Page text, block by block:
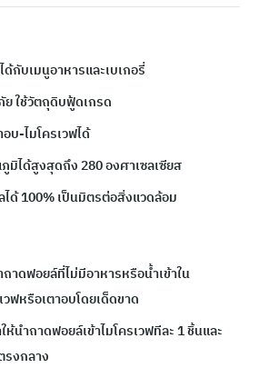
ด้กับเมนูอาหารและเบเกอรี่
ใช้วัตถุดิบฟู้ดเกรด
อบ-ไมโครเวฟได้
มิได้สูงสุดถึง 280 องศาเซลเซียส
ได้ 100% เป็นมิตรต่อสิ่งแวดล้อม
าดฟอยล์ที่ไม่มีอาหารหรือน้ำเข้าใน
วฟหรือเตาอบโดยเด็ดขาด
ห้นำถาดฟอยล์เข้าไมโครเวฟทีละ 1 ชิ้นและ
รงกลาง